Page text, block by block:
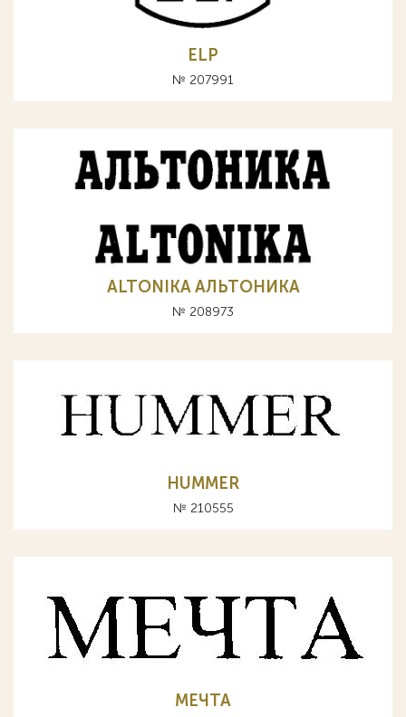
ELP
№ 207991
ALTONIKA АЛЬТОНИКА
№ 208973
HUMMER
№ 210555
МЕЧТА